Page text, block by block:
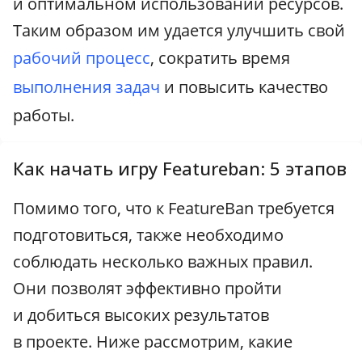
Таким образом им удается улучшить свой
рабочий процесс, сократить время
выполнения задач и повысить качество
работы.
Как начать игру Featureban: 5 этапов
Помимо того, что к FeatureBan требуется
подготовиться, также необходимо
соблюдать несколько важных правил.
Они позволят эффективно пройти
и добиться высоких результатов
в проекте. Ниже рассмотрим, какие